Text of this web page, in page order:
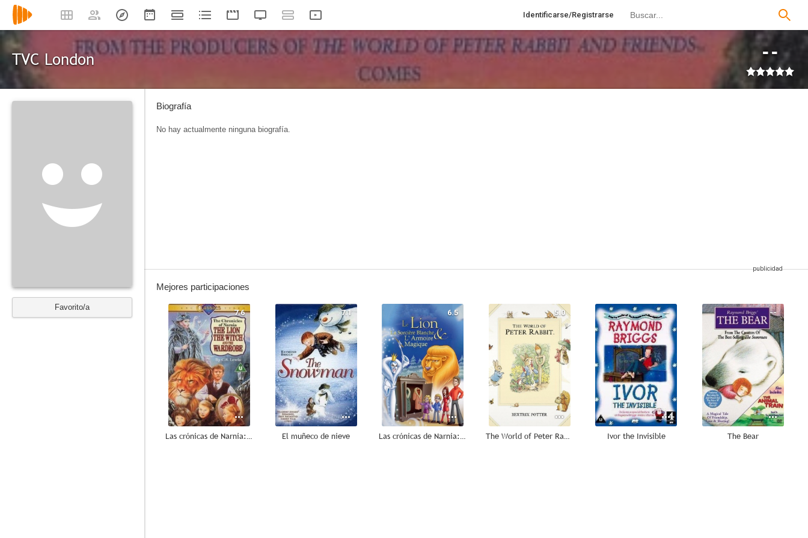
Identificarse/Registrarse
TVC London --
Favorito/a
Biografía
No hay actualmente ninguna biografía.
Mejores participaciones
7.6
Las crónicas de Narnia: El león, la bruja y el armario
7.1
El muñeco de nieve
6.5
Las crónicas de Narnia: El león, la bruja y el armario
5.0
The World of Peter Rabbit and Friends
--
Ivor the Invisible
--
The Bear